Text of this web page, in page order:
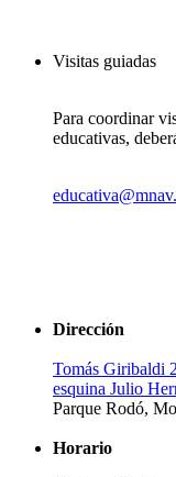
Visitas guiadas
Para coordinar
educativas,
Dirección
Tomás Giribaldi
esquina Julio
Parque Rodó,
Horario